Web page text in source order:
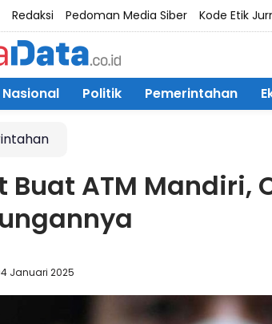
Redaksi Pedoman Media Siber Kode Etik
Nasional Politik Pemerintahan
Buat ATM Mandiri,
Januari 2025